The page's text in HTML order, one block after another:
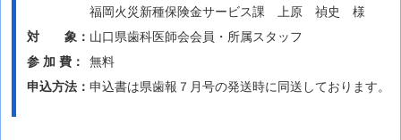
福岡火災新種保険金サービス課
上原 禎史 様
対 象： 山口県歯科医師会会員・所属スタッフ
参 加 費：
無料
申込方法： 申込書は県歯報７月号の発送時に同送しております。